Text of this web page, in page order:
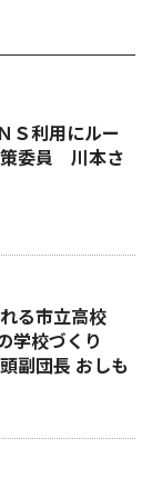
Ｓ利用にルー
委員 川本さ
る市立高校
学校づくり
副団長 おしも